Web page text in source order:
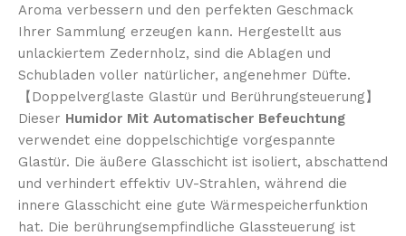
Aroma verbessern und den perfekten Geschmack
Ihrer Sammlung erzeugen kann. Hergestellt aus
unlackiertem Zedernholz, sind die Ablagen und
Schubladen voller natürlicher, angenehmer Düfte.
【Doppelverglaste Glastür und Berührungsteuerung】
Dieser Humidor Mit Automatischer Befeuchtung
verwendet eine doppelschichtige vorgespannte
Glastür. Die äußere Glasschicht ist isoliert, abschattend
und verhindert effektiv UV-Strahlen, während die
innere Glasschicht eine gute Wärmespeicherfunktion
hat. Die berührungsempfindliche Glassteuerung ist